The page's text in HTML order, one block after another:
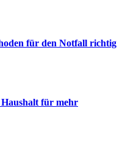
für den Notfall richtig
für mehr